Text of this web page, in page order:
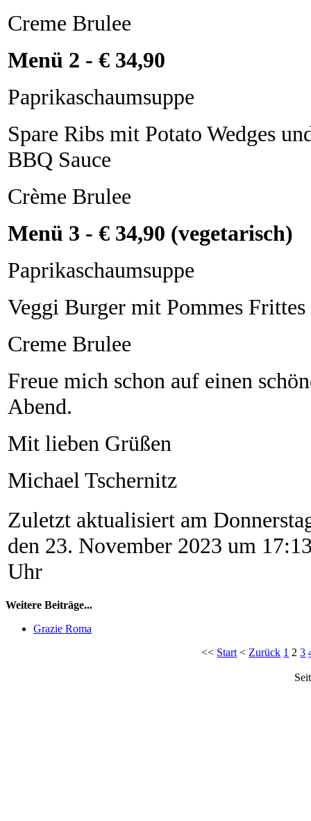
Creme Brulee
Menü 2 - € 34,90
Paprikaschaumsuppe
Spare Ribs mit Potato Wedges
BBQ Sauce
Crème Brulee
Menü 3 - € 34,90 (vegetarisch)
Paprikaschaumsuppe
Veggi Burger mit Pommes Frittes
Creme Brulee
Freue mich schon auf einen
Abend.
Mit lieben Grüßen
Michael Tschernitz
Zuletzt aktualisiert am
den 23. November 2023 um
Uhr
Weitere Beiträge...
Grazie Roma
<< Start < Zurück 1 2 3